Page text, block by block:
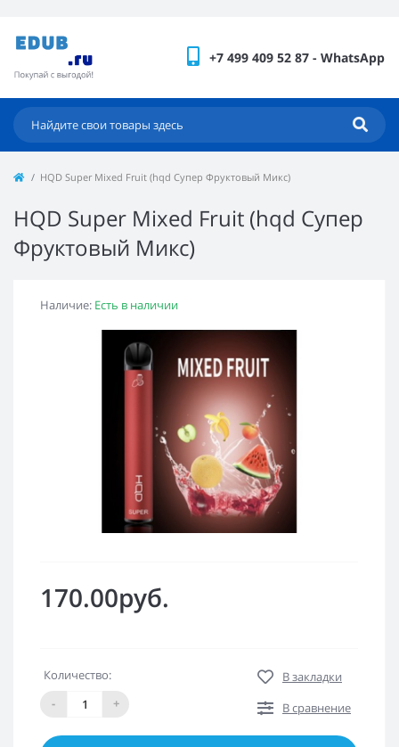
+7 499 409 52 87 - WhatsApp
HQD Super Mixed Fruit (hqd Супер Фруктовый Микс)
HQD Super Mixed Fruit (hqd Супер
Фруктовый Микс)
Наличие: Есть в наличии
170.00руб.
Количество:
-
+
В закладки
В сравнение